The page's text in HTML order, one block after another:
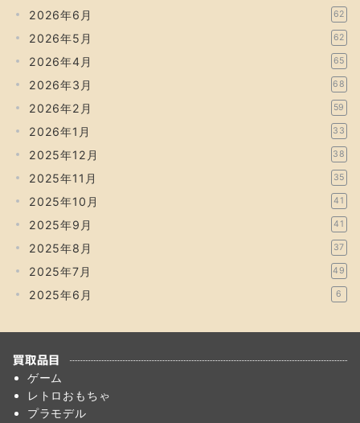
2026年6月 62
2026年5月 62
2026年4月 65
2026年3月 68
2026年2月 59
2026年1月 33
2025年12月 38
2025年11月 35
2025年10月 41
2025年9月 41
2025年8月 37
2025年7月 49
2025年6月 6
買取品目
ゲーム
レトロおもちゃ
プラモデル